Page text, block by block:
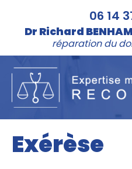
contenu
06 14
Dr Richard
réparation du
Exérèse